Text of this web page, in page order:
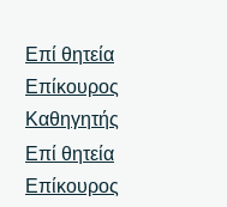
Επί θητεία
Επίκουρος
Καθηγητής
Επί θητεία
Επίκουρος